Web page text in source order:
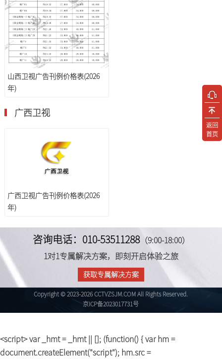
返回
首页
山西卫视广告刊例价格表(2026
年)
广西卫视
广西卫视广告刊例价格表(2026
年)
咨询电话：010-53511288（9:00-18:00）
1对1专属解决方案，即刻开启体验之旅
获取专属解决方案
Copyright © 2023-2026 CCTVZSJM.COM All Rights Reserved.
京ICP备2023017731号
<script> var _hmt = _hmt || []; (function() { var hm =
document.createElement("script"); hm.src =